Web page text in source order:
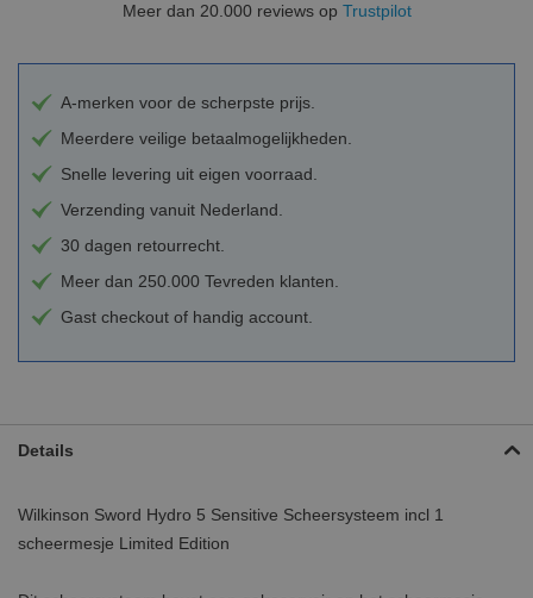
Meer dan 20.000 reviews op Trustpilot
A-merken voor de scherpste prijs.
Meerdere veilige betaalmogelijkheden.
Snelle levering uit eigen voorraad.
Verzending vanuit Nederland.
30 dagen retourrecht.
Meer dan 250.000 Tevreden klanten.
Gast checkout of handig account.
Details
Wilkinson Sword Hydro 5 Sensitive Scheersysteem incl 1
scheermesje Limited Edition